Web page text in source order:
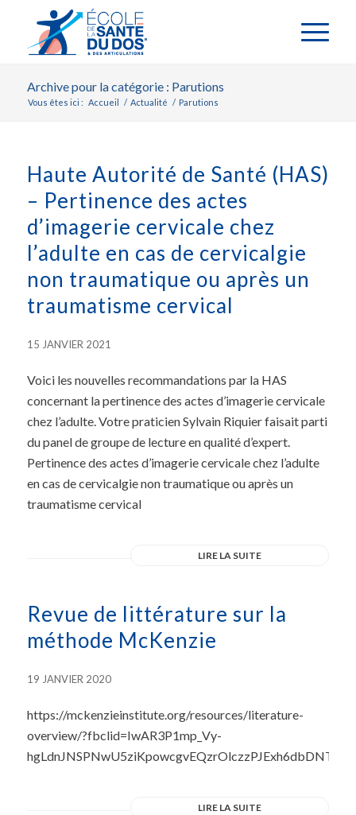
Archive pour la catégorie : Parutions
Vous êtes ici : Accueil / Actualité / Parutions
Haute Autorité de Santé (HAS)
– Pertinence des actes
d’imagerie cervicale chez
l’adulte en cas de cervicalgie
non traumatique ou après un
traumatisme cervical
15 JANVIER 2021
Voici les nouvelles recommandations par la HAS
concernant la pertinence des actes d’imagerie cervicale
chez l’adulte. Votre praticien Sylvain Riquier faisait parti
du panel de groupe de lecture en qualité d’expert.
Pertinence des actes d’imagerie cervicale chez l’adulte
en cas de cervicalgie non traumatique ou après un
traumatisme cervical
LIRE LA SUITE
Revue de littérature sur la
méthode McKenzie
19 JANVIER 2020
https://mckenzieinstitute.org/resources/literature-
overview/?fbclid=IwAR3P1mp_Vy-
LIRE LA SUITE